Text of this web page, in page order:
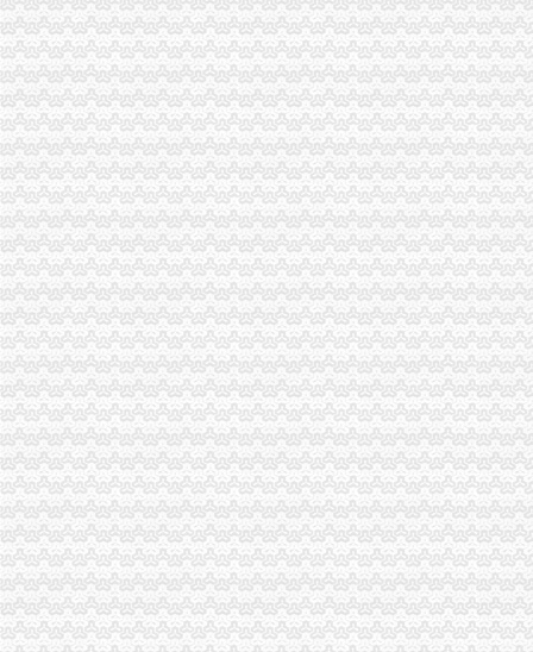
璧山县营经济发展呈现三个点